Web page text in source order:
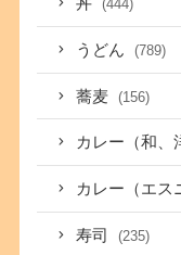
(444)
うどん (789)
蕎麦 (156)
カレー（和、
カレー（エス
寿司 (235)